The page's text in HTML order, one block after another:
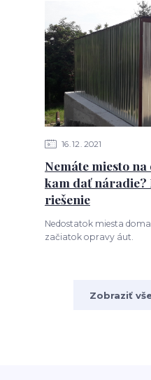
16 12 2021
Nemáte miesto
kam dať náradie?
riešenie
Nedostatok miesta
začiatok opravy áut.
Zobraziť